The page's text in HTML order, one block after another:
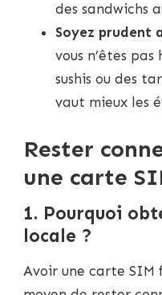
des sandwichs
Soyez prudent
vous n’êtes
sushis ou des
vaut mieux les
Rester
une carte
1. Pourquoi
locale ?
Avoir une carte SIM